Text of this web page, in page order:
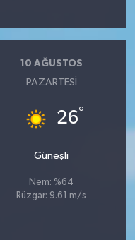
10 AĞUSTOS
PAZARTESI
26°
Güneşli
Nem: %64
Rüzgar: 9.61 m/s